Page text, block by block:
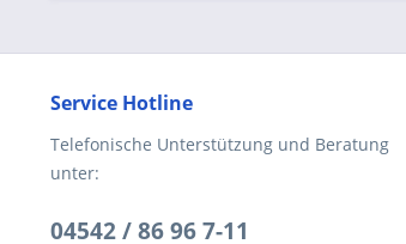
Service Hotline
Telefonische Unterstützung und Beratung
unter:
04542 / 86 96 7-11